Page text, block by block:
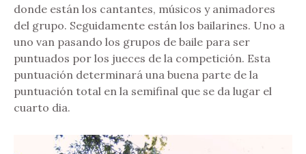
donde están los cantantes, músicos y animadores
del grupo. Seguidamente están los bailarines. Uno a
uno van pasando los grupos de baile para ser
puntuados por los jueces de la competición. Esta
puntuación determinará una buena parte de la
puntuación total en la semifinal que se da lugar el
cuarto dia.